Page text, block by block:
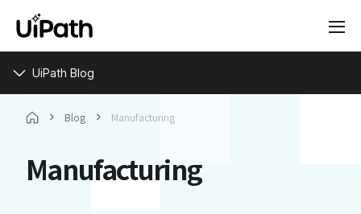
UiPath Blog
Blog Manufacturing
Manufacturing